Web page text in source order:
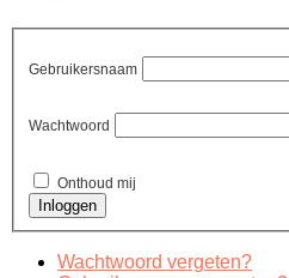
Gebruikersnaam
Wachtwoord
Onthoud mij
Wachtwoord vergeten?